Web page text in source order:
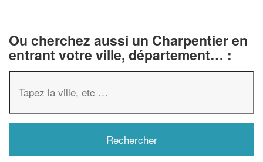
Ou cherchez aussi un Charpentier en
entrant votre ville, département… :